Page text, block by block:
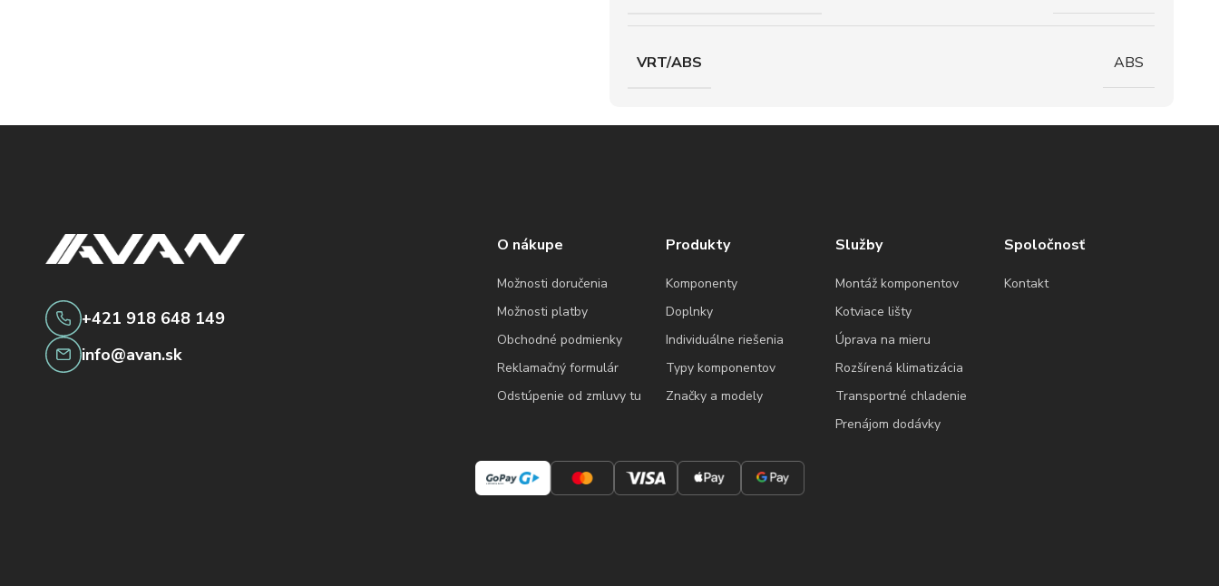
VRT/ABS ABS
+421 918 648 149
info@avan.sk
O nákupe
Možnosti doručenia
Možnosti platby
Obchodné podmienky
Reklamačný formulár
Odstúpenie od zmluvy tu
Produkty
Komponenty
Doplnky
Individuálne riešenia
Typy komponentov
Značky a modely
Služby
Montáž komponentov
Kotviace lišty
Úprava na mieru
Rozšírená klimatizácia
Transportné chladenie
Prenájom dodávky
Spoločnosť
Kontakt